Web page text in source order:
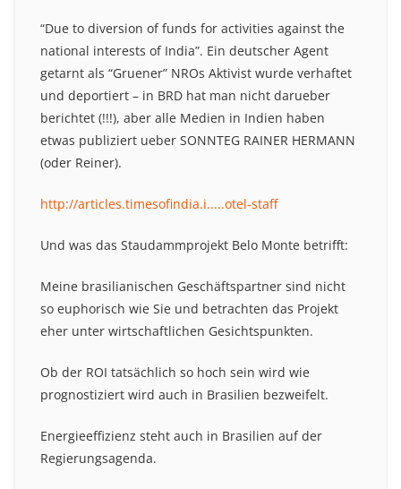
“Due to diversion of funds for activities against the
national interests of India”. Ein deutscher Agent
getarnt als “Gruener” NROs Aktivist wurde verhaftet
und deportiert – in BRD hat man nicht darueber
berichtet (!!!), aber alle Medien in Indien haben
etwas publiziert ueber SONNTEG RAINER HERMANN
(oder Reiner).
http://articles.timesofindia.i.....otel-staff
Und was das Staudammprojekt Belo Monte betrifft:
Meine brasilianischen Geschäftspartner sind nicht
so euphorisch wie Sie und betrachten das Projekt
eher unter wirtschaftlichen Gesichtspunkten.
Ob der ROI tatsächlich so hoch sein wird wie
prognostiziert wird auch in Brasilien bezweifelt.
Energieeffizienz steht auch in Brasilien auf der
Regierungsagenda.